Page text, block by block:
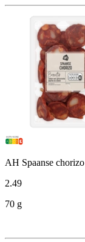
AH Spaanse chorizo
2.49
70 g